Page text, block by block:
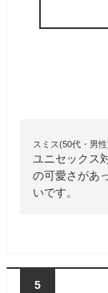
スミス(50代・男性
ユニセックス
の可愛さがあ
いです。
5